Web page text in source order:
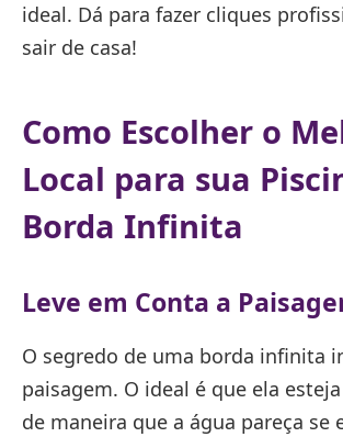
ideal. Dá para fazer cliques
sair de casa!
Como Escolher o
Local para sua
Borda Infinita
Leve em Conta a
O segredo de uma borda infinita
paisagem. O ideal é que ela
de maneira que a água pareça se